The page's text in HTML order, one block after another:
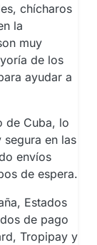
chícharos
la
muy
de los
ayudar a
de Cuba, lo
en las
envíos
de espera.
Estados
de pago
Tropipay y